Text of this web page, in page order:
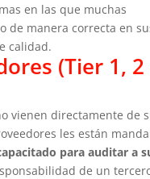
en las que muchas
de manera correcta en
calidad.
(Tier 1, 2
vienen directamente de
les están
para auditar a
de un